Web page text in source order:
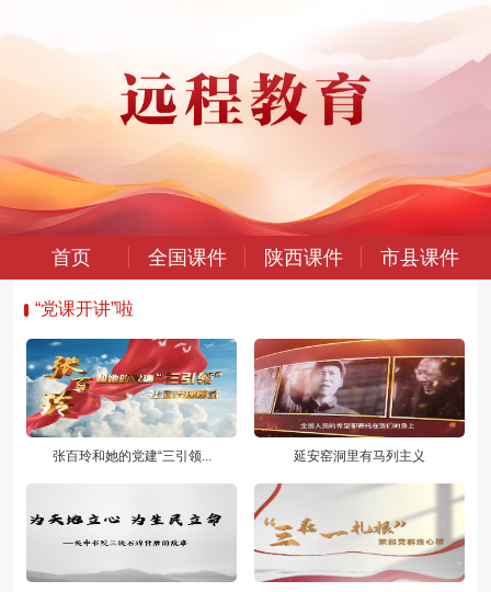
首页 全国课件 陕西课件 市县课件
“党课开讲”啦
张百玲和她的党建“三引领... 延安窑洞里有马列主义